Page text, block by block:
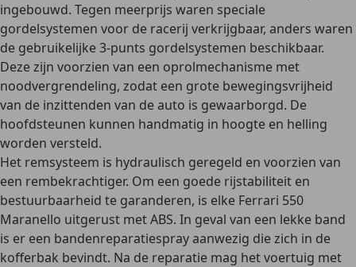
ingebouwd. Tegen meerprijs waren speciale
gordelsystemen voor de racerij verkrijgbaar, anders waren
de gebruikelijke 3-punts gordelsystemen beschikbaar.
Deze zijn voorzien van een oprolmechanisme met
noodvergrendeling, zodat een grote bewegingsvrijheid
van de inzittenden van de auto is gewaarborgd. De
hoofdsteunen kunnen handmatig in hoogte en helling
worden versteld.
Het remsysteem is hydraulisch geregeld en voorzien van
een rembekrachtiger. Om een goede rijstabiliteit en
bestuurbaarheid te garanderen, is elke Ferrari 550
Maranello uitgerust met ABS. In geval van een lekke band
is er een bandenreparatiespray aanwezig die zich in de
kofferbak bevindt. Na de reparatie mag het voertuig met